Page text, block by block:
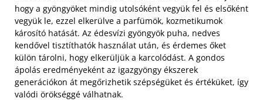
hogy a gyöngyöket mindig utolsóként vegyük fel és elsőként
vegyük le, ezzel elkerülve a parfümök, kozmetikumok
károsító hatását. Az édesvízi gyöngyök puha, nedves
kendővel tisztíthatók használat után, és érdemes őket
külön tárolni, hogy elkerüljük a karcolódást. A gondos
ápolás eredményeként az igazgyöngy ékszerek
generációkon át megőrizhetik szépségüket és értéküket, így
valódi örökséggé válhatnak.